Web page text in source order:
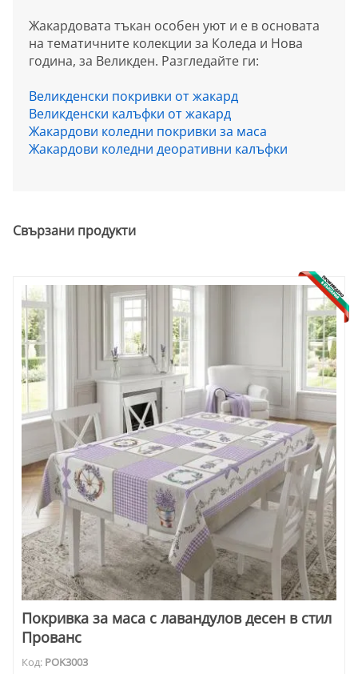
Жакардовата тъкан особен уют и е в основата
на тематичните колекции за Коледа и Нова
година, за Великден. Разгледайте ги:
Великденски покривки от жакард
Великденски калъфки от жакард
Жакардови коледни покривки за маса
Жакардови коледни деоративни калъфки
Свързани продукти
Покривка за маса с лавандулов десен в стил
Прованс
Код: POK3003